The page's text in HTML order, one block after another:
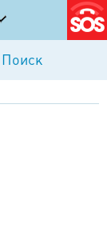
Поиск